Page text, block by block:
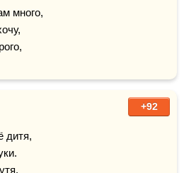
много,
+92
дитя,